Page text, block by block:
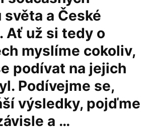
a České
Ať už si tedy o
myslíme cokoliv,
podívat na jejich
Podívejme se,
výsledky, pojďme
a …